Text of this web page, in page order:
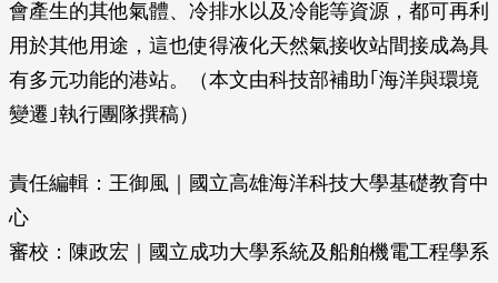
會產生的其他氣體、冷排水以及冷能等資源，都可再利
用於其他用途，這也使得液化天然氣接收站間接成為具
有多元功能的港站。（本文由科技部補助｢海洋與環境
變遷｣執行團隊撰稿）
責任編輯：王御風｜國立高雄海洋科技大學基礎教育中
心
審校：陳政宏｜國立成功大學系統及船舶機電工程學系